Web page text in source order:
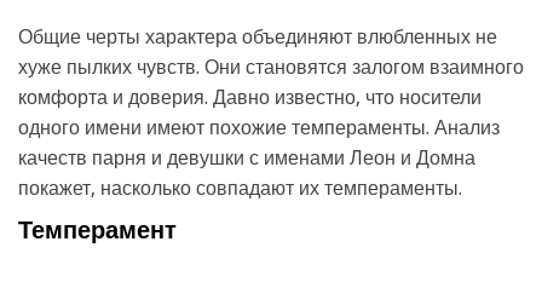
Общие черты характера объединяют влюбленных не
хуже пылких чувств. Они становятся залогом взаимного
комфорта и доверия. Давно известно, что носители
одного имени имеют похожие темпераменты. Анализ
качеств парня и девушки с именами Леон и Домна
покажет, насколько совпадают их темпераменты.
Темперамент